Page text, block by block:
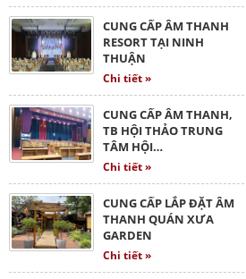
CUNG CẤP ÂM THANH
RESORT TẠI NINH
THUẬN
Chi tiết »
CUNG CẤP ÂM THANH,
TB HỘI THẢO TRUNG
TÂM HỘI…
Chi tiết »
CUNG CẤP LẮP ĐẶT ÂM
THANH QUÁN XƯA
GARDEN
Chi tiết »